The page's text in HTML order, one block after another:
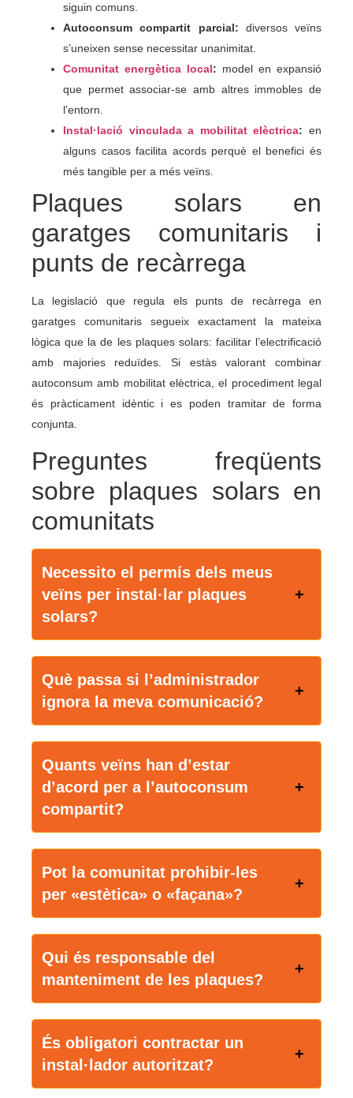
siguin comuns.
Autoconsum compartit parcial: diversos veïns
s’uneixen sense necessitar unanimitat.
Comunitat energètica local: model en expansió
que permet associar-se amb altres immobles de
l’entorn.
Instal·lació vinculada a mobilitat elèctrica: en
alguns casos facilita acords perquè el benefici és
més tangible per a més veïns.
Plaques solars en
garatges comunitaris i
punts de recàrrega
La legislació que regula els punts de recàrrega en
garatges comunitaris segueix exactament la mateixa
lògica que la de les plaques solars: facilitar l’electrificació
amb majories reduïdes. Si estàs valorant combinar
autoconsum amb mobilitat elèctrica, el procediment legal
és pràcticament idèntic i es poden tramitar de forma
conjunta.
Preguntes freqüents
sobre plaques solars en
comunitats
Necessito el permís dels meus
veïns per instal·lar plaques
solars?
Què passa si l’administrador
ignora la meva comunicació?
Quants veïns han d’estar
d’acord per a l’autoconsum
compartit?
Pot la comunitat prohibir-les
per «estètica» o «façana»?
Qui és responsable del
manteniment de les plaques?
És obligatori contractar un
instal·lador autoritzat?